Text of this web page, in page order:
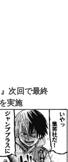
次回で最終
実施